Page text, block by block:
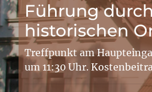
Führung
historischen
Treffpunkt am
um 11:30 Uhr.